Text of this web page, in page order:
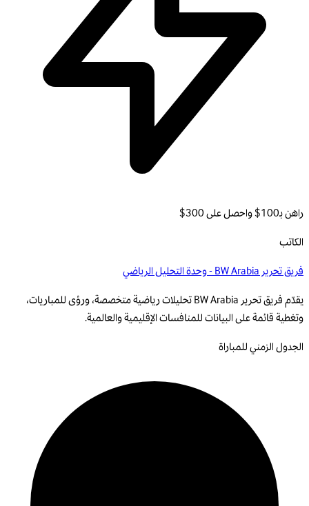
راهن بـ100$ واحصل على 300$
الكاتب
فريق تحرير BW Arabia - وحدة التحليل الرياضي
يقدّم فريق تحرير BW Arabia تحليلات رياضية متخصصة، ورؤى للمباريات،
وتغطية قائمة على البيانات للمنافسات الإقليمية والعالمية.
الجدول الزمني للمباراة